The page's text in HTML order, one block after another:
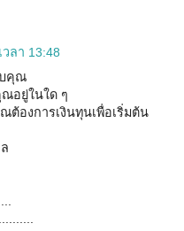
ลา 13:48
บคุณ
อยู่ในใด ๆ
ต้องการเงินทุนเพื่อเริ่มต้น